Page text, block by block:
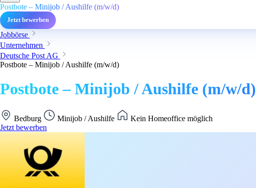
Postbote – Minijob / Aushilfe (m/w/d)
Jetzt bewerben
Jobbörse
Unternehmen
Deutsche Post AG
Postbote – Minijob / Aushilfe (m/w/d)
Postbote – Minijob / Aushilfe (m/w/d)
Bedburg Minijob / Aushilfe
Kein Homeoffice möglich
Jetzt bewerben